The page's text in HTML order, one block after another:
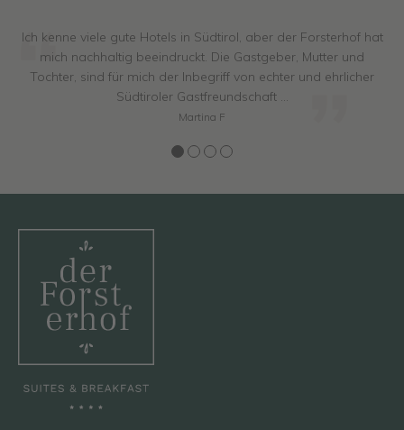
Ich kenne viele gute Hotels in Südtirol, aber der Forsterhof hat
mich nachhaltig beeindruckt. Die Gastgeber, Mutter und
Tochter, sind für mich der Inbegriff von echter und ehrlicher
Südtiroler Gastfreundschaft …
Martina F